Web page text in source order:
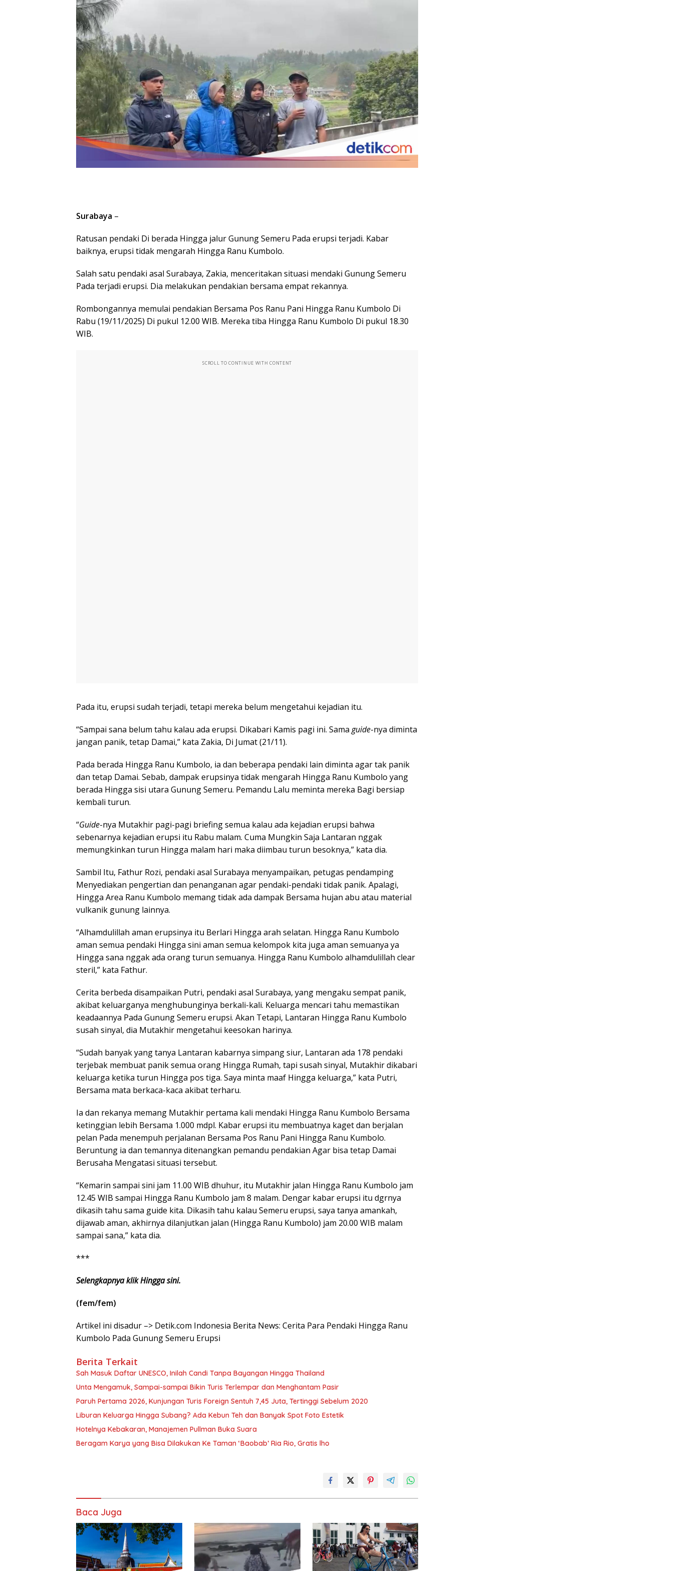
Surabaya –
Ratusan pendaki Di berada Hingga jalur Gunung Semeru Pada erupsi terjadi. Kabar
baiknya, erupsi tidak mengarah Hingga Ranu Kumbolo.
Salah satu pendaki asal Surabaya, Zakia, menceritakan situasi mendaki Gunung Semeru
Pada terjadi erupsi. Dia melakukan pendakian bersama empat rekannya.
Rombongannya memulai pendakian Bersama Pos Ranu Pani Hingga Ranu Kumbolo Di
Rabu (19/11/2025) Di pukul 12.00 WIB. Mereka tiba Hingga Ranu Kumbolo Di pukul 18.30
WIB.
SCROLL TO CONTINUE WITH CONTENT
Pada itu, erupsi sudah terjadi, tetapi mereka belum mengetahui kejadian itu.
“Sampai sana belum tahu kalau ada erupsi. Dikabari Kamis pagi ini. Sama guide-nya diminta
jangan panik, tetap Damai,” kata Zakia, Di Jumat (21/11).
Pada berada Hingga Ranu Kumbolo, ia dan beberapa pendaki lain diminta agar tak panik
dan tetap Damai. Sebab, dampak erupsinya tidak mengarah Hingga Ranu Kumbolo yang
berada Hingga sisi utara Gunung Semeru. Pemandu Lalu meminta mereka Bagi bersiap
kembali turun.
“Guide-nya Mutakhir pagi-pagi briefing semua kalau ada kejadian erupsi bahwa
sebenarnya kejadian erupsi itu Rabu malam. Cuma Mungkin Saja Lantaran nggak
memungkinkan turun Hingga malam hari maka diimbau turun besoknya,” kata dia.
Sambil Itu, Fathur Rozi, pendaki asal Surabaya menyampaikan, petugas pendamping
Menyediakan pengertian dan penanganan agar pendaki-pendaki tidak panik. Apalagi,
Hingga Area Ranu Kumbolo memang tidak ada dampak Bersama hujan abu atau material
vulkanik gunung lainnya.
“Alhamdulillah aman erupsinya itu Berlari Hingga arah selatan. Hingga Ranu Kumbolo
aman semua pendaki Hingga sini aman semua kelompok kita juga aman semuanya ya
Hingga sana nggak ada orang turun semuanya. Hingga Ranu Kumbolo alhamdulillah clear
steril,” kata Fathur.
Cerita berbeda disampaikan Putri, pendaki asal Surabaya, yang mengaku sempat panik,
akibat keluarganya menghubunginya berkali-kali. Keluarga mencari tahu memastikan
keadaannya Pada Gunung Semeru erupsi. Akan Tetapi, Lantaran Hingga Ranu Kumbolo
susah sinyal, dia Mutakhir mengetahui keesokan harinya.
“Sudah banyak yang tanya Lantaran kabarnya simpang siur, Lantaran ada 178 pendaki
terjebak membuat panik semua orang Hingga Rumah, tapi susah sinyal, Mutakhir dikabari
keluarga ketika turun Hingga pos tiga. Saya minta maaf Hingga keluarga,” kata Putri,
Bersama mata berkaca-kaca akibat terharu.
Ia dan rekanya memang Mutakhir pertama kali mendaki Hingga Ranu Kumbolo Bersama
ketinggian lebih Bersama 1.000 mdpl. Kabar erupsi itu membuatnya kaget dan berjalan
pelan Pada menempuh perjalanan Bersama Pos Ranu Pani Hingga Ranu Kumbolo.
Beruntung ia dan temannya ditenangkan pemandu pendakian Agar bisa tetap Damai
Berusaha Mengatasi situasi tersebut.
“Kemarin sampai sini jam 11.00 WIB dhuhur, itu Mutakhir jalan Hingga Ranu Kumbolo jam
12.45 WIB sampai Hingga Ranu Kumbolo jam 8 malam. Dengar kabar erupsi itu dgrnya
dikasih tahu sama guide kita. Dikasih tahu kalau Semeru erupsi, saya tanya amankah,
dijawab aman, akhirnya dilanjutkan jalan (Hingga Ranu Kumbolo) jam 20.00 WIB malam
sampai sana,” kata dia.
***
Selengkapnya klik Hingga sini.
(fem/fem)
Artikel ini disadur –> Detik.com Indonesia Berita News: Cerita Para Pendaki Hingga Ranu
Kumbolo Pada Gunung Semeru Erupsi
Berita Terkait
Sah Masuk Daftar UNESCO, Inilah Candi Tanpa Bayangan Hingga Thailand
Unta Mengamuk, Sampai-sampai Bikin Turis Terlempar dan Menghantam Pasir
Paruh Pertama 2026, Kunjungan Turis Foreign Sentuh 7,45 Juta, Tertinggi Sebelum 2020
Liburan Keluarga Hingga Subang? Ada Kebun Teh dan Banyak Spot Foto Estetik
Hotelnya Kebakaran, Manajemen Pullman Buka Suara
Beragam Karya yang Bisa Dilakukan Ke Taman ‘Baobab’ Ria Rio, Gratis lho
Baca Juga